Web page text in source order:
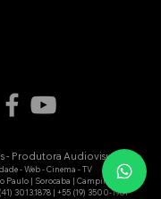
- Produtora Audiovisual
- Web - Cinema - TV
Paulo | Sorocaba | Campinas
3013.1878| +55 (19) 3500-1981